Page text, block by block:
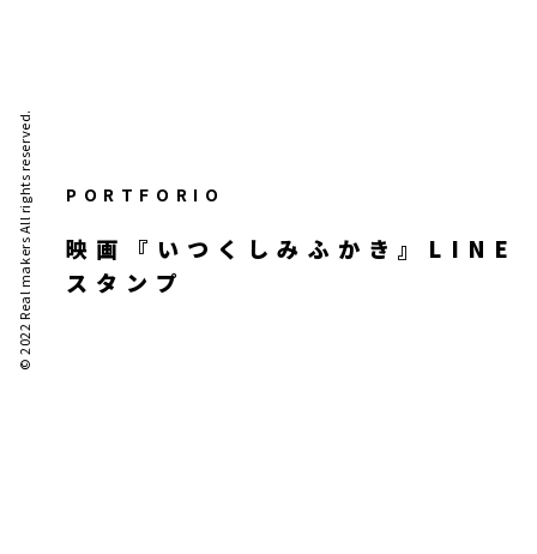
PORTFORIO
映画『いつくしみふかき』LINE
スタンプ
© 2022 Real makers All rights reserved.